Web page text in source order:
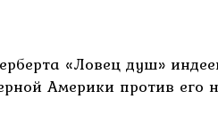
«Ловец душ»
Америки против его